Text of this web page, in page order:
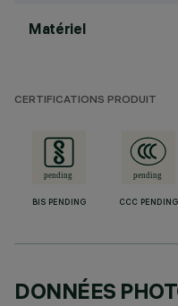
Matériel
CERTIFICATIONS PRODUIT
BIS PENDING CCC PENDING
DONNÉES